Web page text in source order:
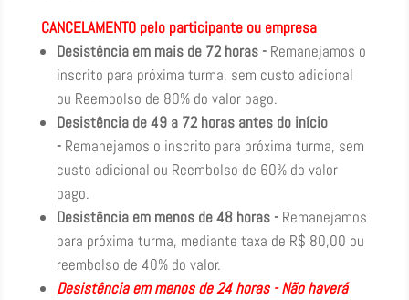
CANCELAMENTO pelo participante ou empresa
Desistência em mais de 72 horas -Remanejamos o
inscrito para próxima turma, sem custo adicional
ou Reembolso de 80% do valor pago.
Desistência de 49 a 72 horas antes do início
-Remanejamos o inscrito para próxima turma, sem
custo adicional ou Reembolso de 60% do valor
pago.
Desistência em menos de 48 horas -Remanejamos
para próxima turma, mediante taxa de R$ 80,00 ou
reembolso de 40% do valor.
Desistência em menos de 24 horas - Não haverá